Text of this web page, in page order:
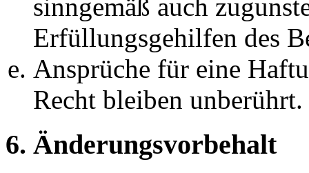
sinngemäß auch
Erfüllungsgehilfen des
Ansprüche für eine
Recht bleiben unberührt.
6. Änderungsvorbehalt